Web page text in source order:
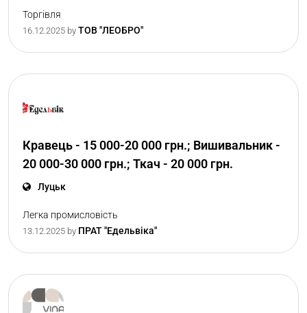
Торгівля
16.12.2025 by ТОВ "ЛЕОБРО"
Кравець - 15 000-20 000 грн.; Вишивальник -
20 000-30 000 грн.; Ткач - 20 000 грн.
Луцьк
Легка промисловість
13.12.2025 by ПРАТ "Едельвіка"